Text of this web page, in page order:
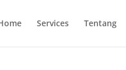
Services Tentang